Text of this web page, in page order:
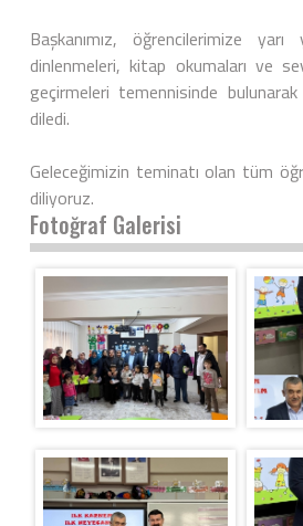
Başkanımız, öğrencilerimize
dinlenmeleri, kitap okumaları ve
geçirmeleri temennisinde bulunarak
diledi.
Geleceğimizin teminatı olan tüm
diliyoruz.
Fotoğraf Galerisi